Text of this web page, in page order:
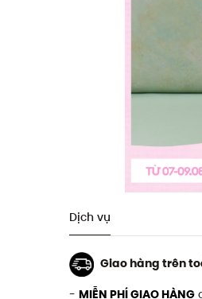
Dịch vụ
Giao hàng trên
- MIỄN PHÍ GIAO HÀNG